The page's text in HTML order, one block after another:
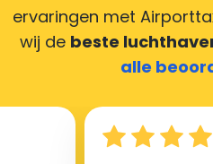
maken door uw feedback
zorgen ervoor dat uw
Hoeveel kost een
ervaringen met
wij de beste
alle